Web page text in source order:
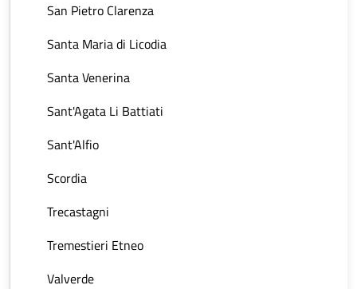
San Pietro Clarenza
Santa Maria di Licodia
Santa Venerina
Sant'Agata Li Battiati
Sant'Alfio
Scordia
Trecastagni
Tremestieri Etneo
Valverde